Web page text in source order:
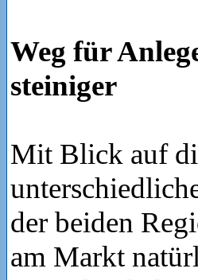
Weg für
steiniger
Mit Blick auf
der beiden
am Markt